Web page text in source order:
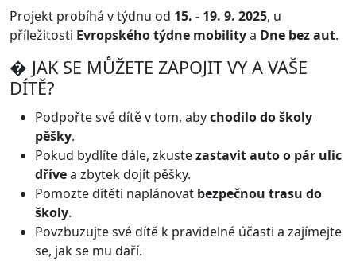
Projekt probíhá v týdnu od 15. - 19. 9. 2025, u
příležitosti Evropského týdne mobilitya Dne bez aut.
� JAK SE MŮŽETE ZAPOJIT VY A VAŠE
DÍTĚ?
Podpořte své dítě v tom, abychodilo do školy
pěšky.
Pokud bydlíte dále, zkustezastavit auto o pár ulic
dřívea zbytek dojít pěšky.
Pomozte dítěti naplánovat bezpečnou trasu do
školy.
Povzbuzujte své dítě k pravidelné účasti a zajímejte
se, jak se mu daří.